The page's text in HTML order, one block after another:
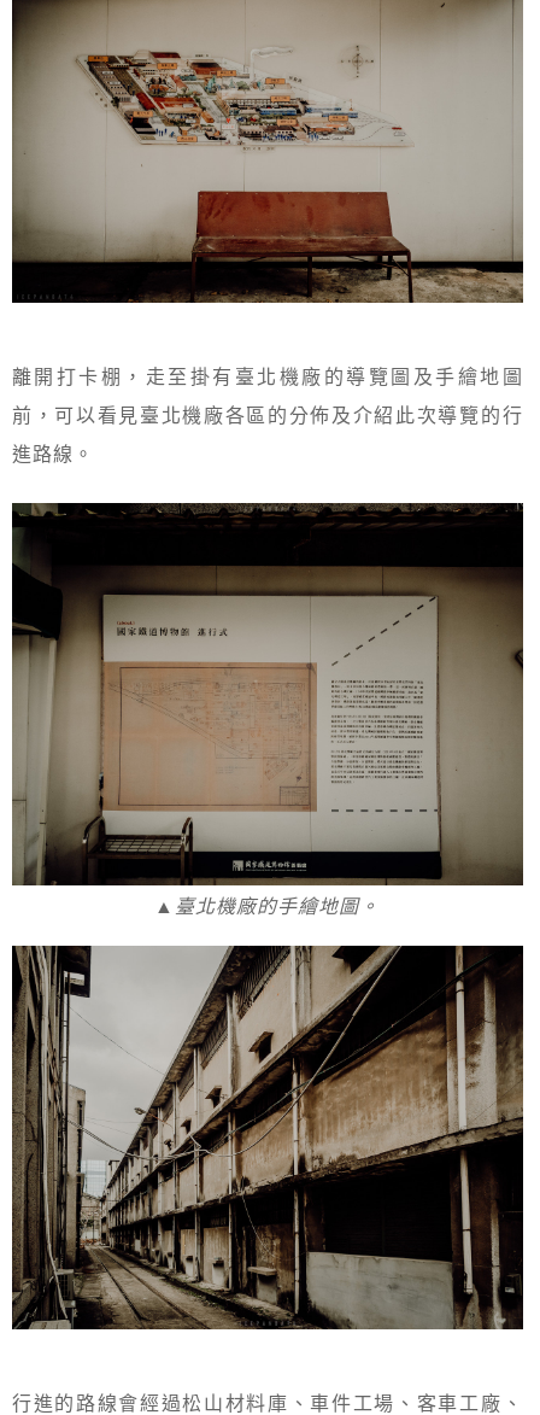
離開打卡棚，走至掛有臺北機廠的導覽圖及手繪地圖
前，可以看見臺北機廠各區的分佈及介紹此次導覽的行
進路線。
▲臺北機廠的手繪地圖。
行進的路線會經過松山材料庫、車件工場、客車工廠、